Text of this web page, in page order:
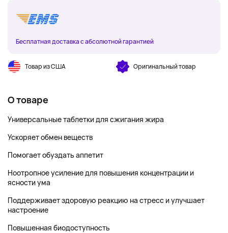
Бесплатная доставка с абсолютной гарантией
Товар из США Оригинальный товар
О товаре
Универсальные таблетки для сжигания жира
Ускоряет обмен веществ
Помогает обуздать аппетит
Ноотропное усиление для повышения концентрации и
ясности ума
Поддерживает здоровую реакцию на стресс и улучшает
настроение
Повышенная биодоступность